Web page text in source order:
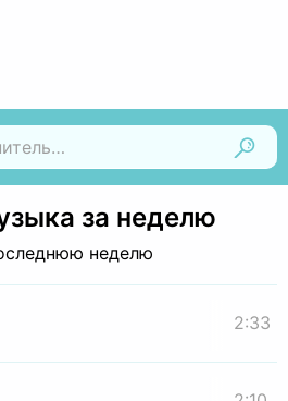
за неделю
неделю
2:33